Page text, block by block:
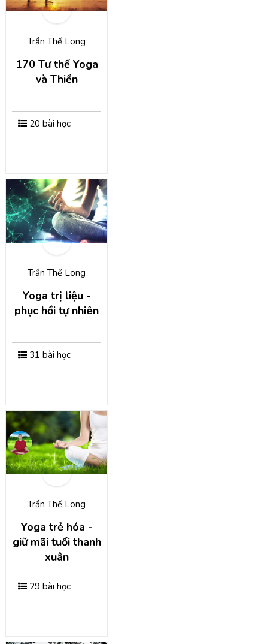
Trần Thế Long
170 Tư thế Yoga
và Thiền
20 bài học
Trần Thế Long
Yoga trị liệu -
phục hồi tự nhiên
31 bài học
Trần Thế Long
Yoga trẻ hóa -
giữ mãi tuổi thanh
xuân
29 bài học